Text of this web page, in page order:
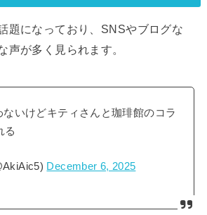
題になっており、SNSやブログな
声が多く見られます。
いけどキティさんと珈琲館のコラ
る
December 6, 2025